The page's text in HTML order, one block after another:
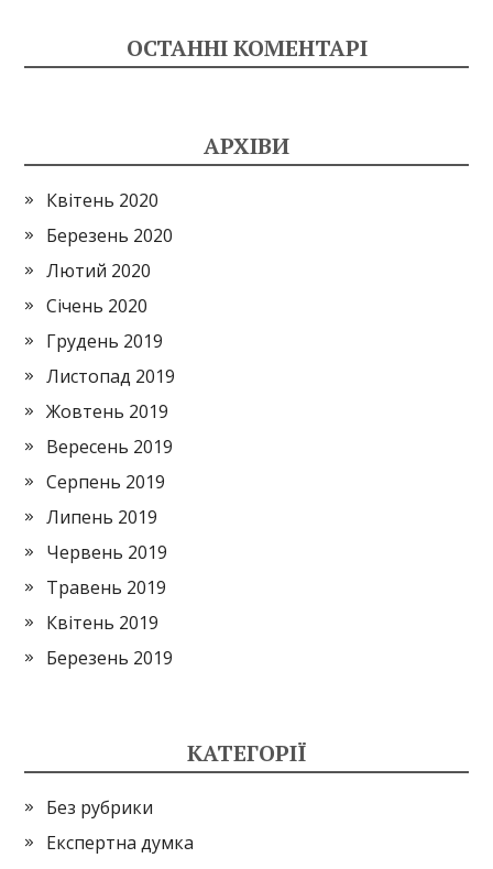
ОСТАННІ КОМЕНТАРІ
АРХІВИ
Квітень 2020
Березень 2020
Лютий 2020
Січень 2020
Грудень 2019
Листопад 2019
Жовтень 2019
Вересень 2019
Серпень 2019
Липень 2019
Червень 2019
Травень 2019
Квітень 2019
Березень 2019
КАТЕГОРІЇ
Без рубрики
Експертна думка